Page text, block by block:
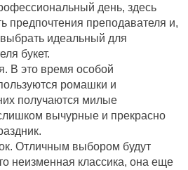
день, здесь
предпочтения преподавателя и,
выбрать идеальный для
букет.
В это время особой
ромашки и
получаются милые
вычурные и прекрасно
Отличным выбором будут
неизменная классика, она еще